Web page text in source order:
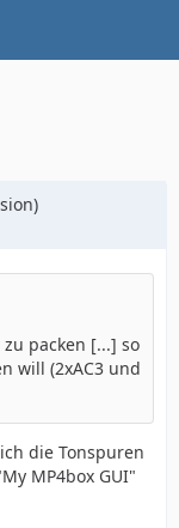
packen [...] so
will (2xAC3 und
die Tonspuren
MP4box GUI"